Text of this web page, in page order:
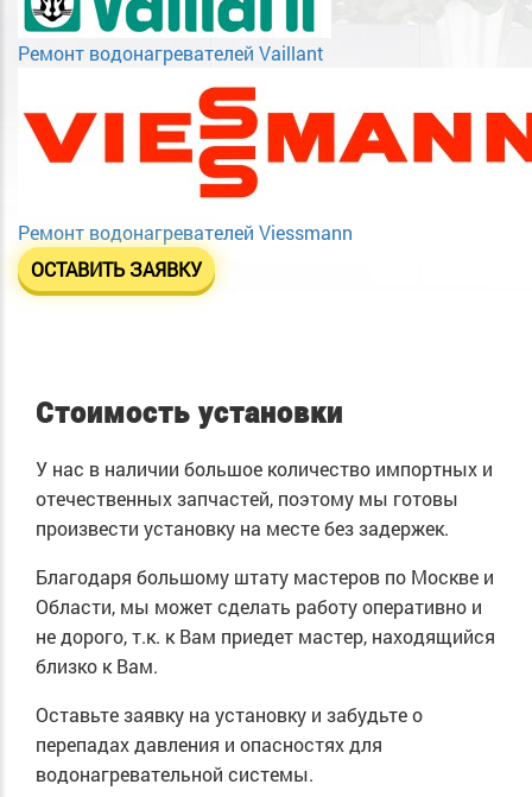
Ремонт водонагревателей Vaillant
Ремонт водонагревателей Viessmann
ОСТАВИТЬ ЗАЯВКУ
Стоимость установки
У нас в наличии большое количество импортных и
отечественных запчастей, поэтому мы готовы
произвести установку на месте без задержек.
Благодаря большому штату мастеров по Москве и
Области, мы может сделать работу оперативно и
не дорого, т.к. к Вам приедет мастер, находящийся
близко к Вам.
Оставьте заявку на установку и забудьте о
перепадах давления и опасностях для
водонагревательной системы.